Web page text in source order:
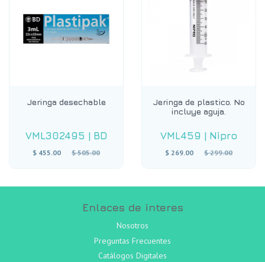
Jeringa desechable
VML302495 | BD
$ 455.00
Precio
$ 505.00
Jeringa de plastico. No
incluye aguja.
VML459 | Nipro
$ 269.00
Precio
$ 299.00
Enlaces de interes
Nosotros
Preguntas Frecuentes
Catálogos Digitales